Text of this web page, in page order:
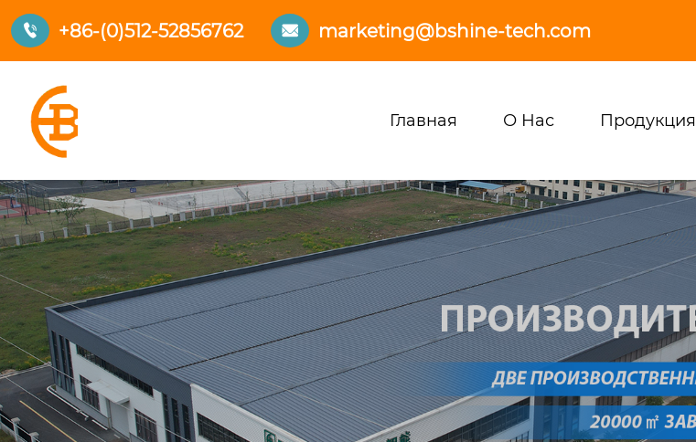
 +86-(0)512-52856762  marketing@bshine-tech.com
Главная О Нас Продукция